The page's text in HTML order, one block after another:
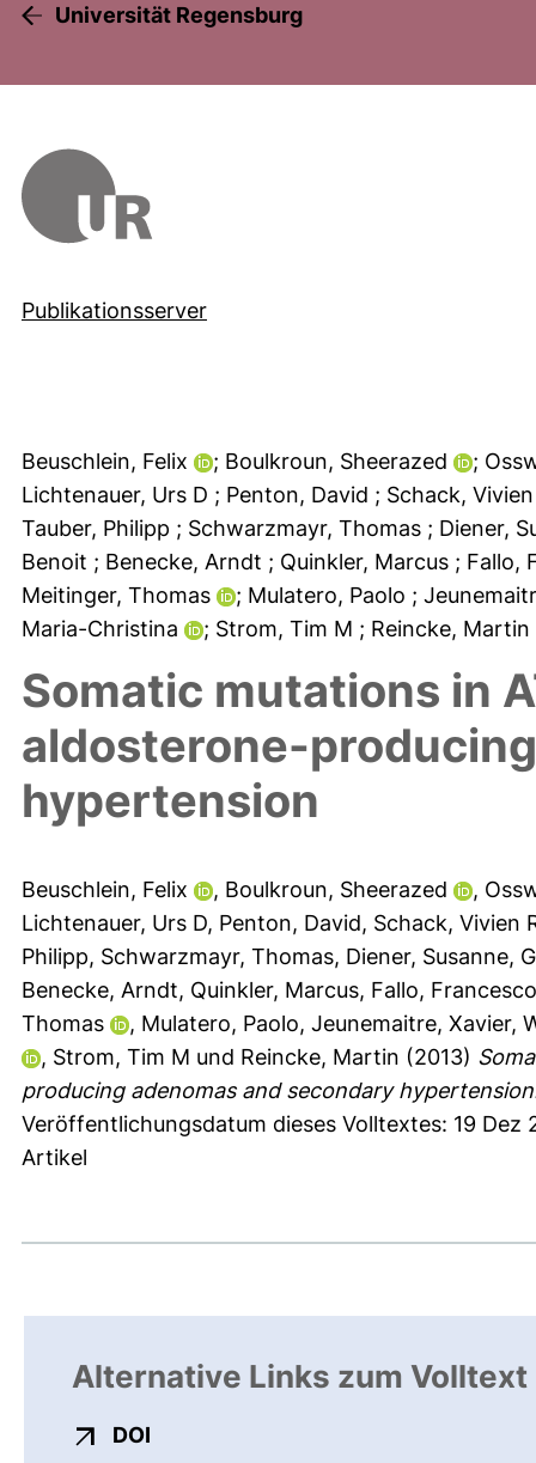
Universität Regensburg
Publikationsserver
Beuschlein, Felix ; Boulkroun, Sheerazed
;
Lichtenauer, Urs D ; Penton, David ; Schack,
Tauber, Philipp ; Schwarzmayr, Thomas ; Diener,
Benoit ; Benecke, Arndt ; Quinkler, Marcus ; Fallo,
Meitinger, Thomas
; Mulatero, Paolo ;
Maria-Christina
; Strom, Tim M ; Reincke, Martin
Somatic mutations in
aldosterone-
hypertension
Beuschlein, Felix , Boulkroun, Sheerazed ,
Lichtenauer, Urs D, Penton, David, Schack, Vivien
Philipp, Schwarzmayr, Thomas, Diener, Susanne,
Benecke, Arndt, Quinkler, Marcus, Fallo, Francesco
Thomas
, Mulatero, Paolo, Jeunemaitre, Xavier,
, Strom, Tim M und Reincke, Martin (2013)
producing adenomas and secondary
Veröffentlichungsdatum dieses Volltextes: 19 Dez
Artikel
Alternative Links zum Volltext
DOI